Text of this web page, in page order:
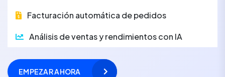
Facturación automática de pedidos
Análisis de ventas y rendimientos con IA
EMPEZAR AHORA